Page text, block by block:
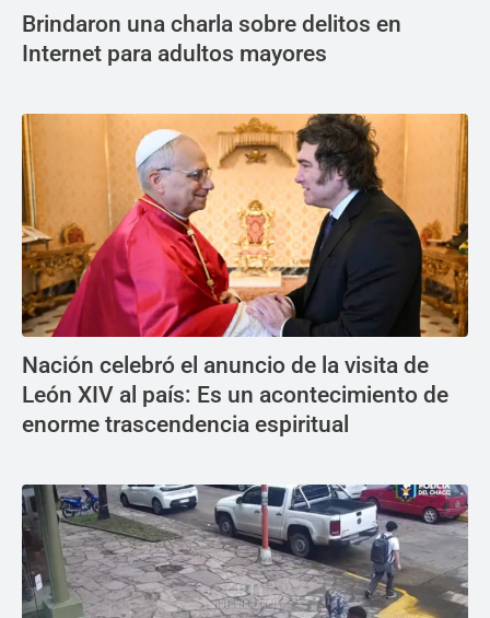
Brindaron una charla sobre delitos en
Internet para adultos mayores
Nación celebró el anuncio de la visita de
León XIV al país: Es un acontecimiento de
enorme trascendencia espiritual